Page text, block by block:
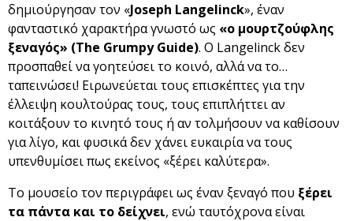
δημιούργησαν τον «Joseph Langelinck», έναν
φανταστικό χαρακτήρα γνωστό ως «ο μουρτζούφλης
ξεναγός» (The Grumpy Guide). Ο Langelinck δεν
προσπαθεί να γοητεύσει το κοινό, αλλά να το…
ταπεινώσει! Ειρωνεύεται τους επισκέπτες για την
έλλειψη κουλτούρας τους, τους επιπλήττει αν
κοιτάξουν το κινητό τους ή αν τολμήσουν να καθίσουν
για λίγο, και φυσικά δεν χάνει ευκαιρία να τους
υπενθυμίσει πως εκείνος «ξέρει καλύτερα».
Το μουσείο τον περιγράφει ως έναν ξεναγό που ξέρει
τα πάντα και το δείχνει, ενώ ταυτόχρονα είναι